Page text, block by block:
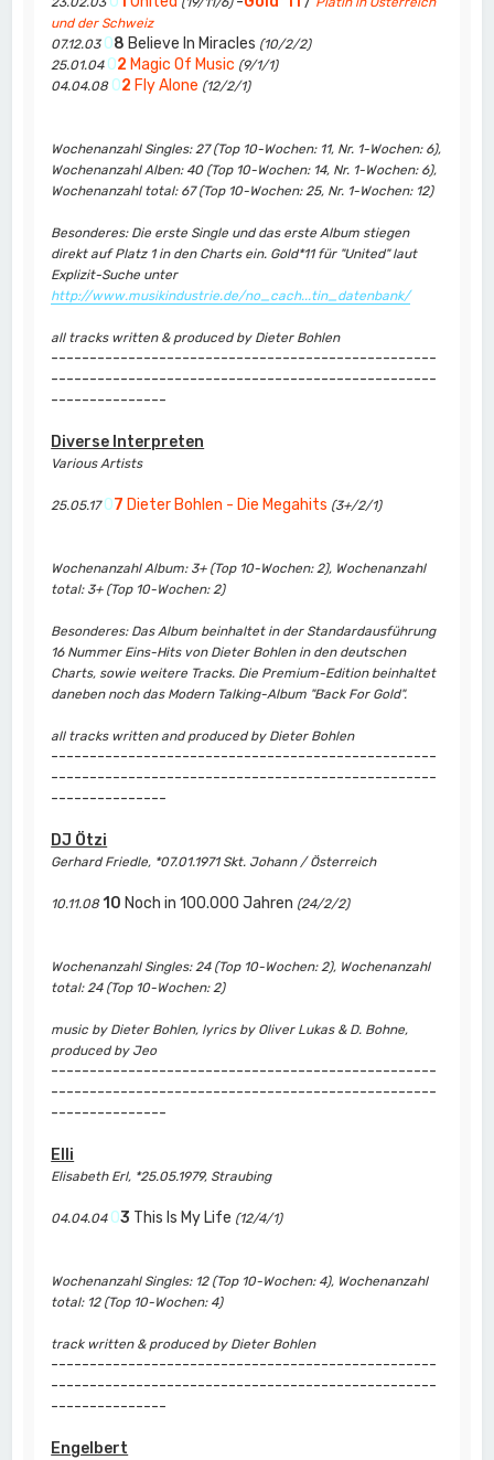
und der Schweiz
07.12.03 08 Believe In Miracles (10/2/2)
25.01.04 02 Magic Of Music (9/1/1)
04.04.08 02 Fly Alone (12/2/1)
Wochenanzahl Singles: 27 (Top 10-Wochen: 11, Nr. 1-Wochen: 6),
Wochenanzahl Alben: 40 (Top 10-Wochen: 14, Nr. 1-Wochen: 6),
Wochenanzahl total: 67 (Top 10-Wochen: 25, Nr. 1-Wochen: 12)
Besonderes: Die erste Single und das erste Album stiegen
direkt auf Platz 1 in den Charts ein. Gold*11 für "United" laut
Explizit-Suche unter
http://www.musikindustrie.de/no_cach...tin_datenbank/
all tracks written & produced by Dieter Bohlen
--------------------------------------------------
--------------------------------------------------
---------------
Diverse Interpreten
Various Artists
25.05.17 07 Dieter Bohlen - Die Megahits (3+/2/1)
Wochenanzahl Album: 3+ (Top 10-Wochen: 2), Wochenanzahl
total: 3+ (Top 10-Wochen: 2)
Besonderes: Das Album beinhaltet in der Standardausführung
16 Nummer Eins-Hits von Dieter Bohlen in den deutschen
Charts, sowie weitere Tracks. Die Premium-Edition beinhaltet
daneben noch das Modern Talking-Album "Back For Gold".
all tracks written and produced by Dieter Bohlen
--------------------------------------------------
--------------------------------------------------
---------------
DJ Ötzi
Gerhard Friedle, *07.01.1971 Skt. Johann / Österreich
10.11.08 10 Noch in 100.000 Jahren (24/2/2)
Wochenanzahl Singles: 24 (Top 10-Wochen: 2), Wochenanzahl
total: 24 (Top 10-Wochen: 2)
music by Dieter Bohlen, lyrics by Oliver Lukas & D. Bohne,
produced by Jeo
--------------------------------------------------
--------------------------------------------------
---------------
Elli
Elisabeth Erl, *25.05.1979, Straubing
04.04.04 03 This Is My Life (12/4/1)
Wochenanzahl Singles: 12 (Top 10-Wochen: 4), Wochenanzahl
total: 12 (Top 10-Wochen: 4)
track written & produced by Dieter Bohlen
--------------------------------------------------
--------------------------------------------------
---------------
Engelbert